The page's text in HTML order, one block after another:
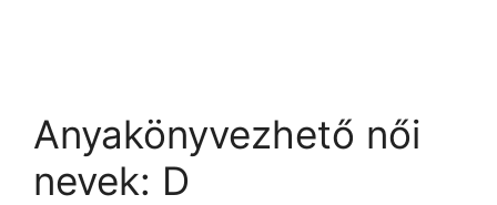
Anyakönyvezhető női
nevek: D